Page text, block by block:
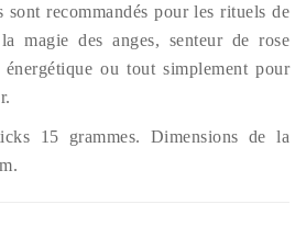
sont recommandés pour les rituels de
magie des anges, senteur de rose
ou tout simplement pour
15 grammes. Dimensions de la